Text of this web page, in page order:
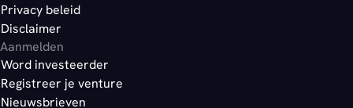
Privacy beleid
Disclaimer
Aanmelden
Word investeerder
Registreer je venture
Nieuwsbrieven